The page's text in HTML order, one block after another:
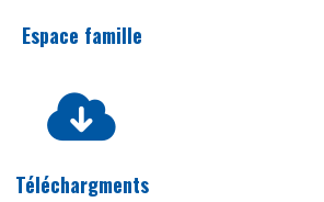
Espace famille
Téléchargments